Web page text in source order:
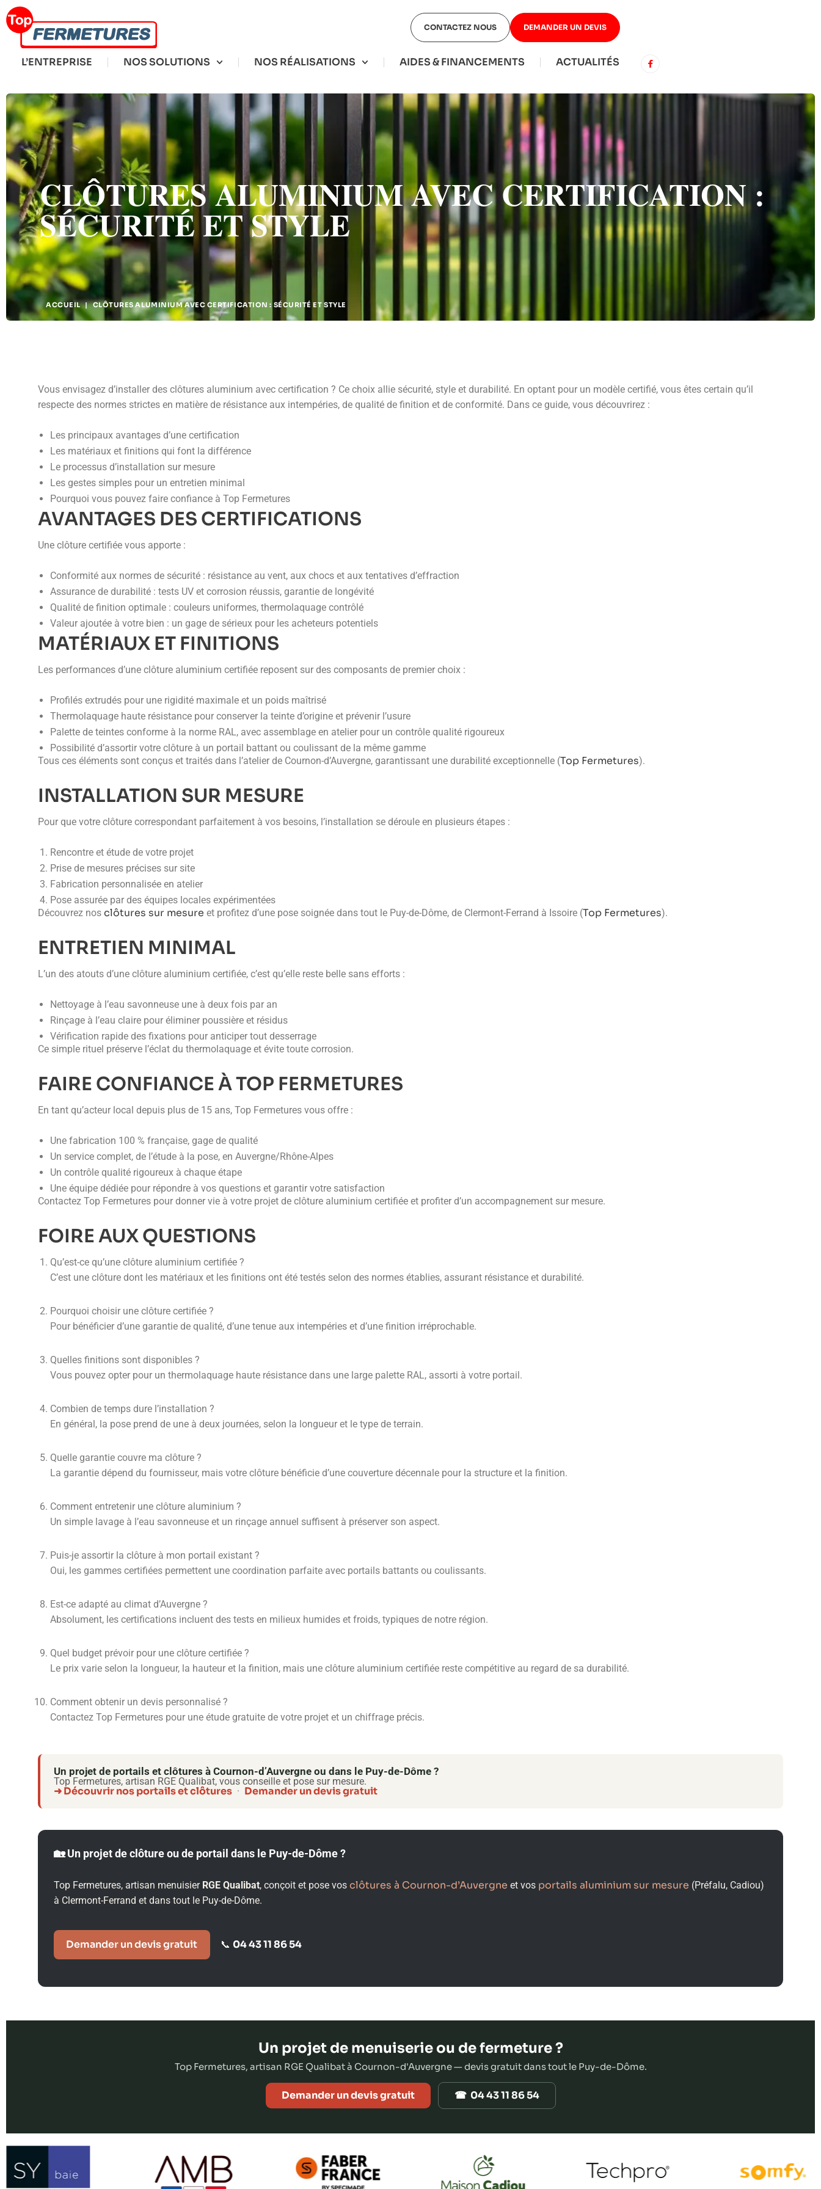
CONTACTEZ NOUS DEMANDER UN DEVIS
L’ENTREPRISE NOS SOLUTIONS NOS RÉALISATIONS AIDES & FINANCEMENTS ACTUALITÉS
CLÔTURES ALUMINIUM AVEC CERTIFICATION :
SÉCURITÉ ET STYLE
ACCUEIL | CLÔTURES ALUMINIUM AVEC CERTIFICATION : SÉCURITÉ ET STYLE
Vous envisagez d’installer des clôtures aluminium avec certification ? Ce choix allie sécurité, style et durabilité. En optant pour un modèle certifié, vous êtes certain qu’il
respecte des normes strictes en matière de résistance aux intempéries, de qualité de finition et de conformité. Dans ce guide, vous découvrirez :
Les principaux avantages d’une certification
Les matériaux et finitions qui font la différence
Le processus d’installation sur mesure
Les gestes simples pour un entretien minimal
Pourquoi vous pouvez faire confiance à Top Fermetures
AVANTAGES DES CERTIFICATIONS
Une clôture certifiée vous apporte :
Conformité aux normes de sécurité : résistance au vent, aux chocs et aux tentatives d’effraction
Assurance de durabilité : tests UV et corrosion réussis, garantie de longévité
Qualité de finition optimale : couleurs uniformes, thermolaquage contrôlé
Valeur ajoutée à votre bien : un gage de sérieux pour les acheteurs potentiels
MATÉRIAUX ET FINITIONS
Les performances d’une clôture aluminium certifiée reposent sur des composants de premier choix :
Profilés extrudés pour une rigidité maximale et un poids maîtrisé
Thermolaquage haute résistance pour conserver la teinte d’origine et prévenir l’usure
Palette de teintes conforme à la norme RAL, avec assemblage en atelier pour un contrôle qualité rigoureux
Possibilité d’assortir votre clôture à un portail battant ou coulissant de la même gamme
Tous ces éléments sont conçus et traités dans l’atelier de Cournon-d’Auvergne, garantissant une durabilité exceptionnelle (Top Fermetures).
INSTALLATION SUR MESURE
Pour que votre clôture correspondant parfaitement à vos besoins, l’installation se déroule en plusieurs étapes :
Rencontre et étude de votre projet
Prise de mesures précises sur site
Fabrication personnalisée en atelier
Pose assurée par des équipes locales expérimentées
Découvrez nos clôtures sur mesure et profitez d’une pose soignée dans tout le Puy-de-Dôme, de Clermont-Ferrand à Issoire (Top Fermetures).
ENTRETIEN MINIMAL
L’un des atouts d’une clôture aluminium certifiée, c’est qu’elle reste belle sans efforts :
Nettoyage à l’eau savonneuse une à deux fois par an
Rinçage à l’eau claire pour éliminer poussière et résidus
Vérification rapide des fixations pour anticiper tout desserrage
Ce simple rituel préserve l’éclat du thermolaquage et évite toute corrosion.
FAIRE CONFIANCE À TOP FERMETURES
En tant qu’acteur local depuis plus de 15 ans, Top Fermetures vous offre :
Une fabrication 100 % française, gage de qualité
Un service complet, de l’étude à la pose, en Auvergne/Rhône-Alpes
Un contrôle qualité rigoureux à chaque étape
Une équipe dédiée pour répondre à vos questions et garantir votre satisfaction
Contactez Top Fermetures pour donner vie à votre projet de clôture aluminium certifiée et profiter d’un accompagnement sur mesure.
FOIRE AUX QUESTIONS
Qu’est-ce qu’une clôture aluminium certifiée ?
C’est une clôture dont les matériaux et les finitions ont été testés selon des normes établies, assurant résistance et durabilité.
Pourquoi choisir une clôture certifiée ?
Pour bénéficier d’une garantie de qualité, d’une tenue aux intempéries et d’une finition irréprochable.
Quelles finitions sont disponibles ?
Vous pouvez opter pour un thermolaquage haute résistance dans une large palette RAL, assorti à votre portail.
Combien de temps dure l’installation ?
En général, la pose prend de une à deux journées, selon la longueur et le type de terrain.
Quelle garantie couvre ma clôture ?
La garantie dépend du fournisseur, mais votre clôture bénéficie d’une couverture décennale pour la structure et la finition.
Comment entretenir une clôture aluminium ?
Un simple lavage à l’eau savonneuse et un rinçage annuel suffisent à préserver son aspect.
Puis-je assortir la clôture à mon portail existant ?
Oui, les gammes certifiées permettent une coordination parfaite avec portails battants ou coulissants.
Est-ce adapté au climat d’Auvergne ?
Absolument, les certifications incluent des tests en milieux humides et froids, typiques de notre région.
Quel budget prévoir pour une clôture certifiée ?
Le prix varie selon la longueur, la hauteur et la finition, mais une clôture aluminium certifiée reste compétitive au regard de sa durabilité.
Comment obtenir un devis personnalisé ?
Contactez Top Fermetures pour une étude gratuite de votre projet et un chiffrage précis.
Un projet de portails et clôtures à Cournon-d’Auvergne ou dans le Puy-de-Dôme ?
Top Fermetures, artisan RGE Qualibat, vous conseille et pose sur mesure.
➜ Découvrir nos portails et clôtures · Demander un devis gratuit
🏡 Un projet de clôture ou de portail dans le Puy-de-Dôme ?
Top Fermetures, artisan menuisier RGE Qualibat, conçoit et pose vos clôtures à Cournon-d’Auvergne et vos portails aluminium sur mesure (Préfalu, Cadiou)
à Clermont-Ferrand et dans tout le Puy-de-Dôme.
Demander un devis gratuit 📞 04 43 11 86 54
Un projet de menuiserie ou de fermeture ?
Top Fermetures, artisan RGE Qualibat à Cournon-d'Auvergne — devis gratuit dans tout le Puy-de-Dôme.
Demander un devis gratuit ☎ 04 43 11 86 54